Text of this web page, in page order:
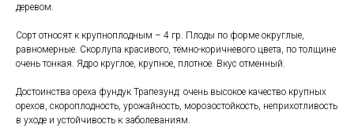
деревом.
Сорт относят к крупноплодным – 4 гр. Плоды по форме округлые,
равномерные. Скорлупа красивого, тёмно-коричневого цвета, по толщине
очень тонкая. Ядро круглое, крупное, плотное. Вкус отменный.
Достоинства ореха фундук Трапезунд: очень высокое качество крупных
орехов, скороплодность, урожайность, морозостойкость, неприхотливость
в уходе и устойчивость к заболеваниям.